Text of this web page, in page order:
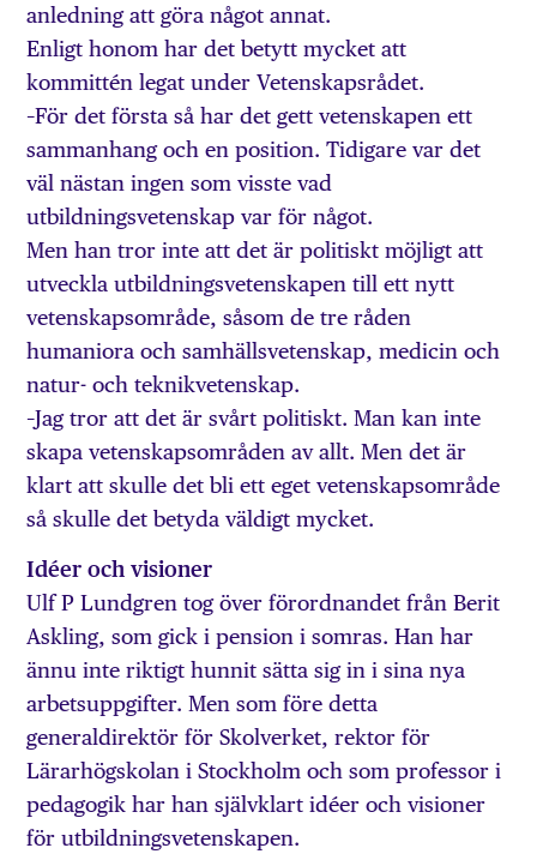
anledning att göra något annat.
Enligt honom har det betytt mycket att
kommittén legat under Vetenskapsrådet.
–För det första så har det gett vetenskapen ett
sammanhang och en position. Tidigare var det
väl nästan ingen som visste vad
utbildningsvetenskap var för något.
Men han tror inte att det är politiskt möjligt att
utveckla utbildningsvetenskapen till ett nytt
vetenskapsområde, såsom de tre råden
humaniora och samhällsvetenskap, medicin och
natur- och teknikvetenskap.
–Jag tror att det är svårt politiskt. Man kan inte
skapa vetenskapsområden av allt. Men det är
klart att skulle det bli ett eget vetenskapsområde
så skulle det betyda väldigt mycket.
Idéer och visioner
Ulf P Lundgren tog över förordnandet från Berit
Askling, som gick i pension i somras. Han har
ännu inte riktigt hunnit sätta sig in i sina nya
arbetsuppgifter. Men som före detta
generaldirektör för Skolverket, rektor för
Lärarhögskolan i Stockholm och som professor i
pedagogik har han självklart idéer och visioner
för utbildningsvetenskapen.